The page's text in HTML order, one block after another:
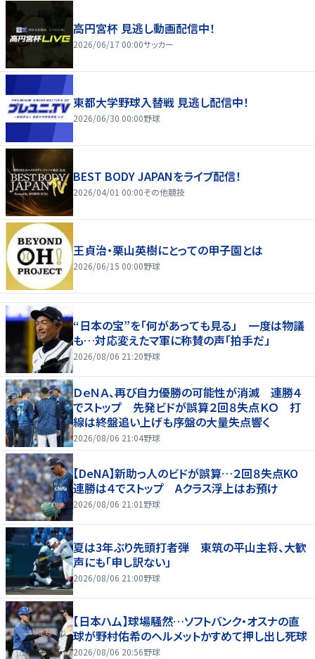
高円宮杯 見逃し動画配信中！
2026/06/17 00:00サッカー
東都大学野球入替戦 見逃し配信中！
2026/06/30 00:00野球
BEST BODY JAPANをライブ配信！
2026/04/01 00:00その他競技
王貞治・栗山英樹にとっての甲子園とは
2026/06/15 00:00野球
“日本の宝”を「何があっても見る」 一度は物議
も…対応変えたマ軍に称賛の声「拍手だ」
2026/08/06 21:20野球
ＤｅＮＡ、再び自力優勝の可能性が消滅 連勝４
でストップ 先発ビドが誤算２回８失点ＫＯ 打
線は終盤追い上げも序盤の大量失点響く
2026/08/06 21:04野球
【DeNA】新助っ人のビドが誤算…２回８失点KO
連勝は４でストップ Aクラス浮上はお預け
2026/08/06 21:01 野球
夏は3年ぶり先頭打者弾 東筑の平山主将、大歓
声にも「申し訳ない」
2026/08/06 21:00野球
【日本ハム】球場騒然…ソフトバンク・オスナの直
球が野村佑希のヘルメットかすめて押し出し死球
2026/08/06 20:56野球